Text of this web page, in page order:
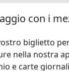
con i
biglietto
nella nostra
e carte